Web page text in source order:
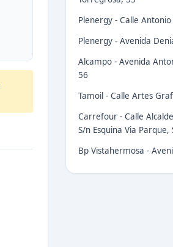
Plenergy - Calle
Plenergy - Avenida
Alcampo - Avenida
56
Tamoil - Calle Artes
Carrefour - Calle
S/n Esquina Via Parque,
Bp Vistahermosa -